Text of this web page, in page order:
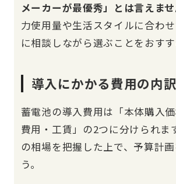
メーカーが最優秀」とは言えませ
力使用量や生活スタイルに合わ
に相談しながら選ぶことをおすす
導入にかかる費用の内訳
蓄電池の導入費用は「本体購入
費用・工賃」の2つに分けられま
の相場を把握した上で、予算計
う。